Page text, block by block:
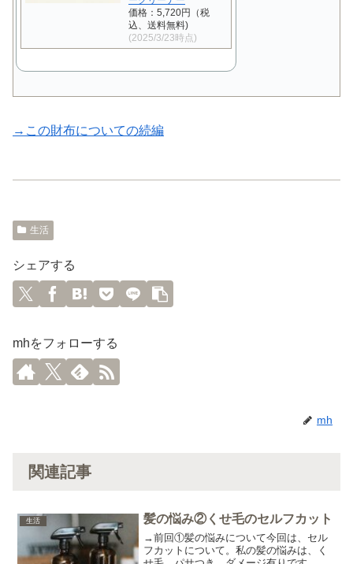
価格：5,720円（税
込、送料無料)
(2025/3/23時点)
→この財布についての続編
生活
シェアする
mhをフォローする
mh
関連記事
生活 髪の悩み②くせ毛のセルフカット
→前回①髪の悩みについて今回は、セル
フカットについて。私の髪の悩みは、く